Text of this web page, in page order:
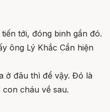
tới, đóng binh gần đó.
ông Lý Khắc Cần hiện
ở đâu thì để vậy. Đó là
cháu về sau.